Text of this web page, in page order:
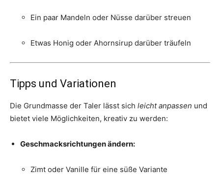
Ein paar Mandeln oder Nüsse darüber streuen
Etwas Honig oder Ahornsirup darüber träufeln
Tipps und Variationen
Die Grundmasse der Taler lässt sich leicht anpassen und
bietet viele Möglichkeiten, kreativ zu werden:
Geschmacksrichtungen ändern:
Zimt oder Vanille für eine süße Variante